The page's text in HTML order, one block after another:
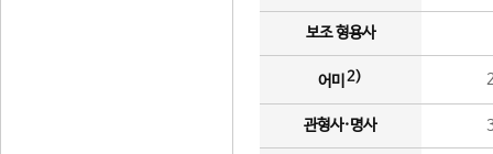
보조 형용사
어미 2)
관형사·명사